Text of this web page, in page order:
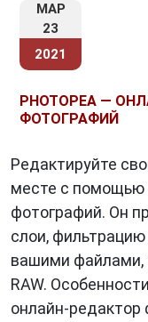
МАР
23
2021
PHOTOPEA —
ФОТОГРАФИЙ
Редактируйте
месте с помощью
фотографий. Он
слои,
вашими файлами,
RAW.
онлайн-редактор